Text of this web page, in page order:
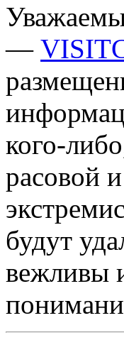
—
кого-
расовой
будут
вежливы